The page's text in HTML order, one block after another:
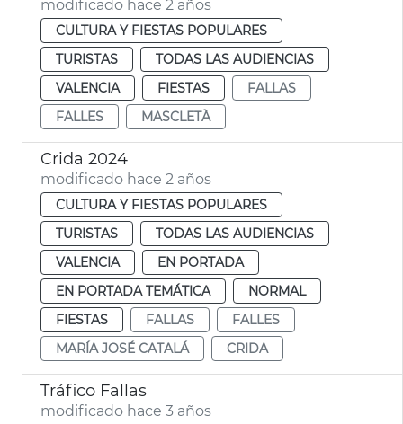
modificado hace 2 años
CULTURA Y FIESTAS POPULARES
TURISTAS
TODAS LAS AUDIENCIAS
VALENCIA
FIESTAS
FALLAS
FALLES
MASCLETÀ
Crida 2024
modificado hace 2 años
CULTURA Y FIESTAS POPULARES
TURISTAS
TODAS LAS AUDIENCIAS
VALENCIA
EN PORTADA
EN PORTADA TEMÁTICA
NORMAL
FIESTAS
FALLAS
FALLES
MARÍA JOSÉ CATALÁ
CRIDA
Tráfico Fallas
modificado hace 3 años